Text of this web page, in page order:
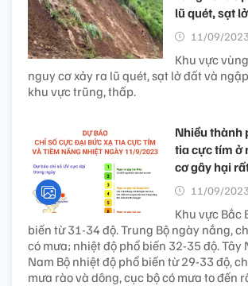
lũ quét, sạt
11/09/
Khu vực
nguy cơ xảy ra lũ quét, sạt lở đất và
khu vực trũng, thấp.
Nhiều thành
tia cực tím ở
cơ gây hại
11/09/
Khu vực Bắc
biến từ 31-34 độ. Trung Bộ ngày nắng,
có mưa; nhiệt độ phổ biến 32-35 độ. Tây
Nam Bộ nhiệt độ phổ biến từ 29-33 độ,
mưa rào và dông, cục bộ có mưa to đến